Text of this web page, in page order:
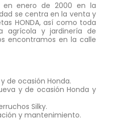
en enero de 2000 en la
se centra en la venta y
HONDA, así como toda
agrícola y jardinería de
encontramos en la calle
de ocasión Honda.
y de ocasión Honda y
Silky.
y mantenimiento.